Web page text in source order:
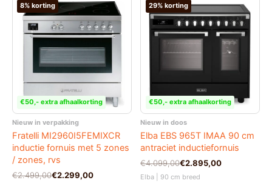
€50,- extra afhaalkorting
8% korting
Nieuw in verpakking
Fratelli MI2960I5FEMIXCR
inductie fornuis met 5 zones
/ zones, rvs
€2.499,00
Oorspronkelijke
€2.299,00
Huidige
€50,- extra afhaalkorting
29% korting
Nieuw in doos
Elba EBS 965T IMAA 90 cm
antraciet inductiefornuis
€4.099,00
Oorspronkelijke
prijs
was:
€2.895,00
Huidige
prijs
Elba | 90 cm breed